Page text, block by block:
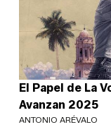
El Papel de La
Avanzan 2025
ANTONIO ARÉVALO